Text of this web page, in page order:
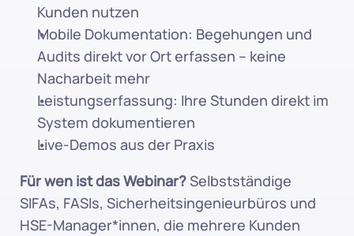
Kunden nutzen
Mobile Dokumentation: Begehungen und
Audits direkt vor Ort erfassen – keine
Nacharbeit mehr
Leistungserfassung: Ihre Stunden direkt im
System dokumentieren
Live-Demos aus der Praxis
Für wen ist das Webinar? Selbstständige
SIFAs, FASIs, Sicherheitsingenieurbüros und
HSE-Manager*innen, die mehrere Kunden